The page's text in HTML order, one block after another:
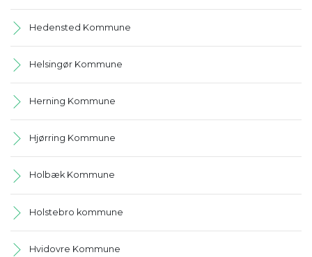
Hedensted Kommune
Helsingør Kommune
Herning Kommune
Hjørring Kommune
Holbæk Kommune
Holstebro kommune
Hvidovre Kommune